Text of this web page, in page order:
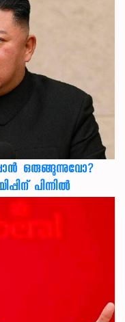
ഒരുങ്ങുന്നുവോ?
പിന്നിൽ